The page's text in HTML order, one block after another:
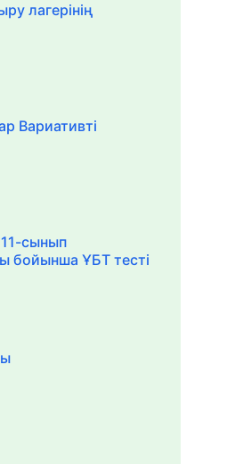
лагерінің
Вариативті
11-сынып
бойынша ҰБТ тесті